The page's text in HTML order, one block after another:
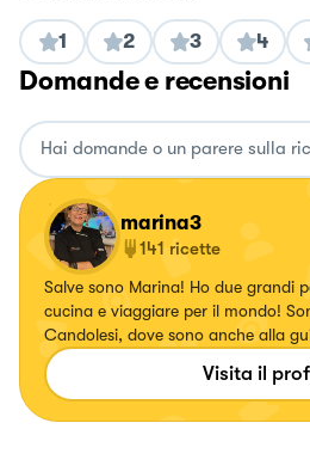
1 2 3 4
Domande e recensioni
marina3
141 ricette
Salve sono Marina! Ho due grandi
cucina e viaggiare per il mondo!
Candolesi, dove sono anche alla
anni su Facebook ho una mia
Cucinando"e un gruppo di cucina
Visita il